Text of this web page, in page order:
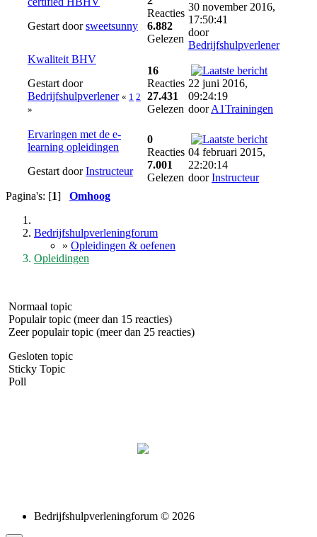
Gestart doorsweetsunny
Reacties
6.882
Gelezen
30 november 2016,
17:50:41
door
Bedrijfshulpverlener
Kwaliteit BHV
Gestart door
Bedrijfshulpverlener « 1 2
»
16
Reacties
27.431
Gelezen
22 juni 2016,
09:24:19
doorA1Trainingen
Ervaringen met de e-
learning opleidingen
Gestart doorInstructeur
0
Reacties
7.001
Gelezen
04 februari 2015,
22:20:14
doorInstructeur
Pagina's: [1] Omhoog
Bedrijfshulpverleningforum
» Opleidingen & oefenen
Opleidingen
Normaal topic
Populair topic (meer dan 15 reacties)
Zeer populair topic (meer dan 25 reacties)
Gesloten topic
Sticky Topic
Poll
Bedrijfshulpverleningforum © 2026